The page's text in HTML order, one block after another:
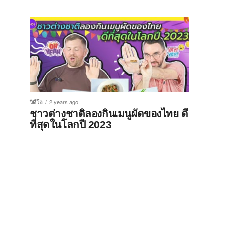
วิดีโอ 2 years ago
ชาวต่างชาติลองกินเมนูผัดของไทย ดี
ที่สุดในโลกปี 2023